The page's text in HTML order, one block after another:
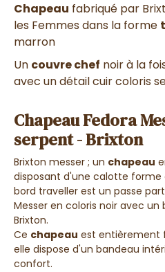
Chapeau fabriqué par
les Femmes dans la forme
marron
Un couvre chef noir à la
avec un détail cuir coloris
Chapeau Fedora
serpent - Brixton
Brixton messer ; un chapeau
disposant d'une calotte
bord traveller est un passe
Messer en coloris noir avec
Brixton.
Ce chapeau est entièrement
elle dispose d'un bandeau
confort.